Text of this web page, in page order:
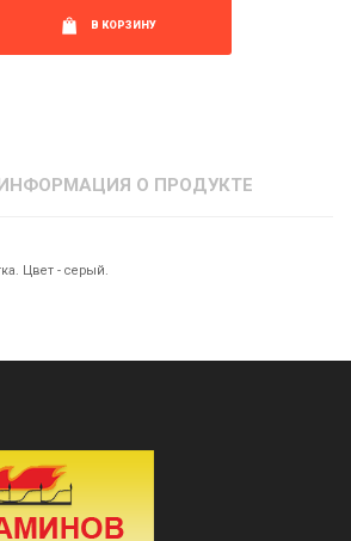
В КОРЗИНУ
О ПРОДУКТЕ
Цвет - серый.